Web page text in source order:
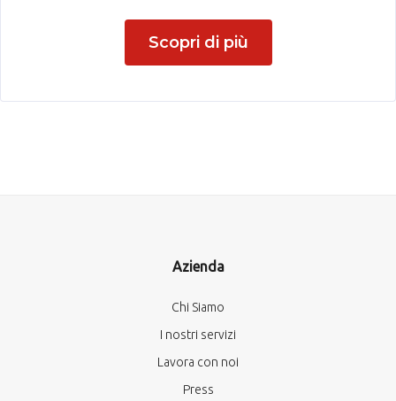
Scopri di più
Azienda
Chi Siamo
I nostri servizi
Lavora con noi
Press